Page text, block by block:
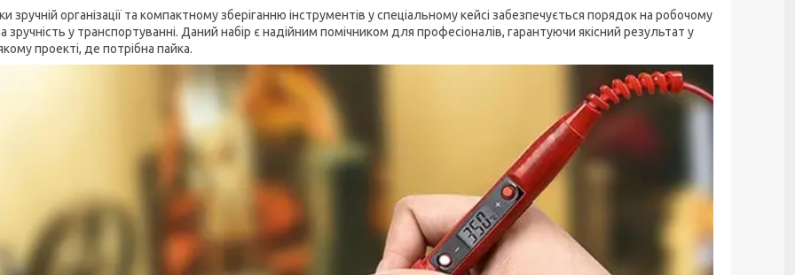
зручній організації та компактному зберіганню інструментів у спеціальному кейсі забезпечується порядок на робочому
зручність у транспортуванні. Даний набір є надійним помічником для професіоналів, гарантуючи якісний результат у
проекті, де потрібна пайка.